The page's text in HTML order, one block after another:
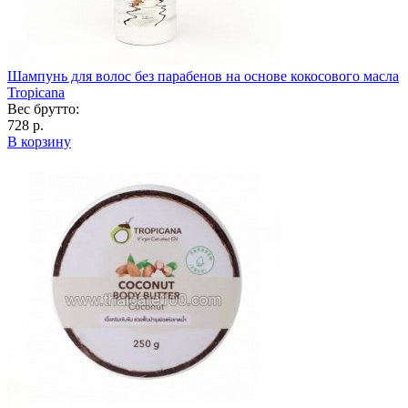
Шампунь для волос без парабенов на основе кокосового масла
Tropicana
Вес брутто:
728 р.
В корзину